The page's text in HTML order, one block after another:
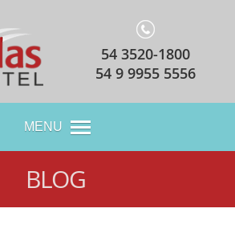
54 3520-1800
54 9 9955 5556
MENU
BLOG